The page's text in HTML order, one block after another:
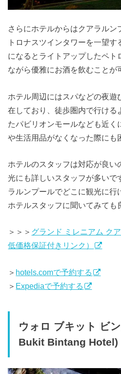
さらにホテルからはクアラルン
トロナスツインタワーを一望
になるとライトアップしたペト
ながら優雅にお酒を飲むことが
ホテル周辺にはスパなどの夜遊
在しており、徒歩圏内で行ける
たパビリオンモールなども近く
や生活用品がなくなった際にも
ホテルのスタッフは対応が良い
光にも詳しいスタッフが多いで
ラルンプールでどこに観光に行
ホテルスタッフに聞いてみても
＞＞＞ グランド ミレニアム ク
低価格保証付きリンク）
＞ hotels.comで予約する
＞ Expediaで予約する
ウォロ ブキット ビ
Bukit Bintang Hotel)